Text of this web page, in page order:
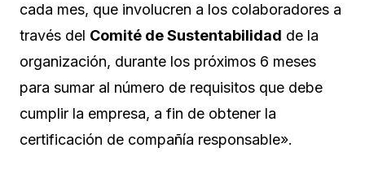
cada mes, que involucren a los colaboradores a
través del Comité de Sustentabilidad de la
organización, durante los próximos 6 meses
para sumar al número de requisitos que debe
cumplir la empresa, a fin de obtener la
certificación de compañía responsable».